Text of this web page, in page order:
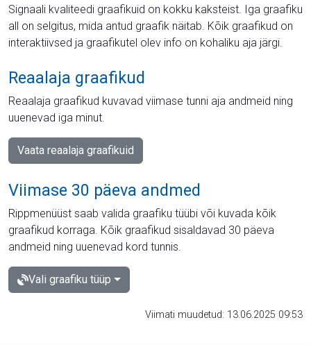
Signaali kvaliteedi graafikuid on kokku kaksteist. Iga graafiku
all on selgitus, mida antud graafik näitab. Kõik graafikud on
interaktiivsed ja graafikutel olev info on kohaliku aja järgi.
Reaalaja graafikud
Reaalaja graafikud kuvavad viimase tunni aja andmeid ning
uuenevad iga minut.
Vaata reaalaja graafikuid
Viimase 30 päeva andmed
Rippmenüüst saab valida graafiku tüübi või kuvada kõik
graafikud korraga. Kõik graafikud sisaldavad 30 päeva
andmeid ning uuenevad kord tunnis.
Vali graafiku tüüp
Viimati muudetud: 13.06.2025 09:53